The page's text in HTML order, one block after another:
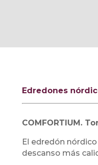
Edredones
COMFORTIUM.
El edredón
descanso más